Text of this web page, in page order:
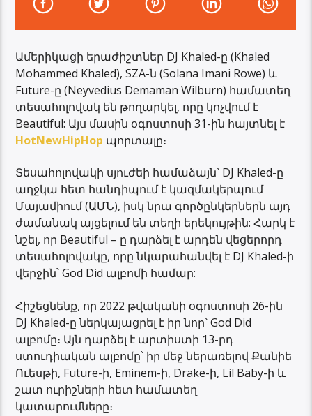
Ամերիկացի երաժիշտներ DJ Khaled-ը (Khaled
Mohammed Khaled), SZA-ն (Solana Imani Rowe) և
Future-ը (Neyvedius Demaman Wilburn) համատեղ
տեսահոլովակ են թողարկել, որը կոչվում է
Beautiful: Այս մասին օգոստոսի 31-ին հայտնել է
HotNewHipHop պորտալը։
Տեսահոլովակի սյուժեի համաձայն՝ DJ Khaled-ը
աղջկա հետ հանդիպում է կազմակերպում
Մայամիում (ԱՄՆ), իսկ նրա գործընկերներն այդ
ժամանակ այցելում են տեղի երեկույթին: Հարկ է
նշել, որ Beautiful – ը դարձել է արդեն վեցերորդ
տեսահոլովակը, որը նկարահանվել է DJ Khaled-ի
վերջին՝ God Did ալբոմի համար:
Հիշեցնենք, որ 2022 թվականի օգոստոսի 26-ին
DJ Khaled-ը ներկայացրել է իր նոր՝ God Did
ալբոմը։ Այն դարձել է արտիստի 13-րդ
ստուդիական ալբոմը՝ իր մեջ ներառելով Քանիե
Ուեսթի, Future-ի, Eminem-ի, Drake-ի, Lil Baby-ի և
շատ ուրիշների հետ համատեղ
կատարումները։